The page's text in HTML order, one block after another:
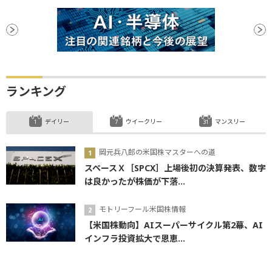
ランキング
デイリー
岡元兵八郎の米国株マスターへの道
スペースＸ［SPCX］上場後初の決算発表、数字
は良かったが株価が下落...
モトリーフール米国株情報
【米国株動向】AIスーパーサイクル第2幕、AI
インフラ投資拡大で恩恵...
ウイークリー マンスリー